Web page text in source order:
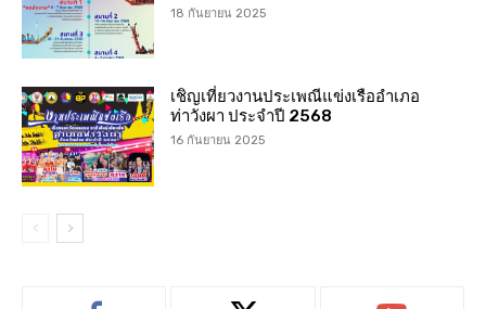
18 กันยายน 2025
เชิญเที่ยวงานประเพณีแข่งเรืออำเภอ
ท่าวังผา ประจำปี 2568
16 กันยายน 2025